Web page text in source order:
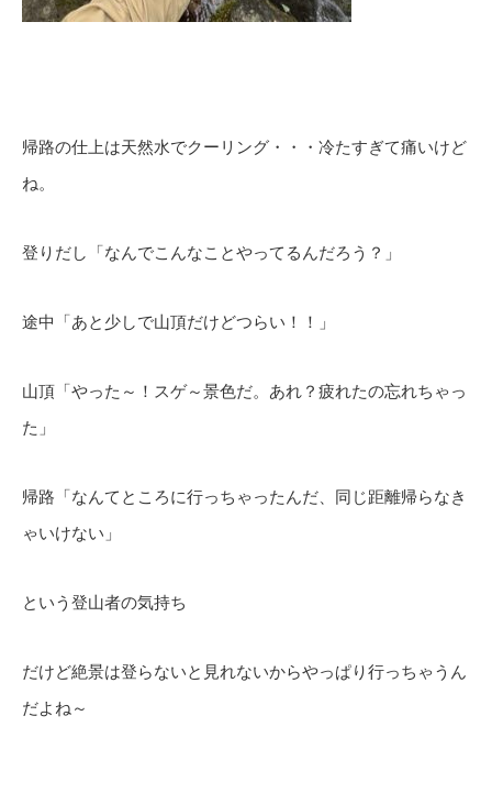
帰路の仕上は天然水でクーリング・・・冷たすぎて痛いけど
ね。
登りだし「なんでこんなことやってるんだろう？」
途中「あと少しで山頂だけどつらい！！」
山頂「やった～！スゲ～景色だ。あれ？疲れたの忘れちゃっ
た」
帰路「なんてところに行っちゃったんだ、同じ距離帰らなき
ゃいけない」
という登山者の気持ち
だけど絶景は登らないと見れないからやっぱり行っちゃうん
だよね～